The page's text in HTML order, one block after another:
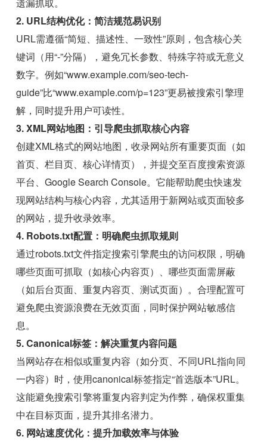
2. URL结构优化：简洁规范易识别
URL需遵循“简短、描述性、一致性”原则，包含核心关
键词（用“-”分隔），避免冗长参数、特殊字符或无意义
数字。例如“www.example.com/seo-tech-
guide”比“www.example.com/p=123”更易被搜索引擎理
解，同时提升用户可读性。
3. XML网站地图：引导爬虫抓取核心内容
创建XML格式的网站地图，收录网站所有重要页面（如
首页、栏目页、核心详情页），并提交至百度搜索资源
平台、Google Search Console。它能帮助爬虫快速发
现网站结构与核心内容，尤其适用于新网站或页面较多
的网站，提升收录效率。
4. Robots.txt配置：明确爬虫抓取规则
通过robots.txt文件指定搜索引擎爬虫的访问权限，明确
哪些页面可抓取（如核心内容页）、哪些页面需屏蔽
（如后台页面、重复内容页、测试页面）。合理配置可
避免爬虫资源浪费在无效页面，同时保护网站敏感信
息。
5. Canonical标签：解决重复内容问题
当网站存在相似或重复内容（如分页、不同URL指向同
一内容）时，使用canonical标签指定“首选版本”URL。
这能避免搜索引擎将重复内容判定为作弊，确保权重集
中在目标页面，提升其排名潜力。
6. 网站速度优化：提升加载效率与体验